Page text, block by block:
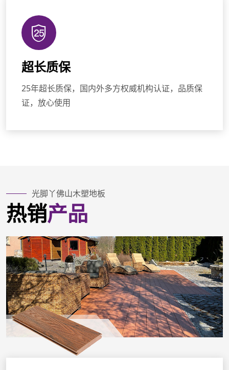
超长质保
25年超长质保，国内外多方权威机构认证，品质保
证，放心使用
光脚丫佛山木塑地板
热销产品